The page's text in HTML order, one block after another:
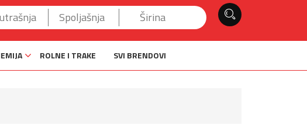
ROLNE I TRAKE SVI BRENDOVI